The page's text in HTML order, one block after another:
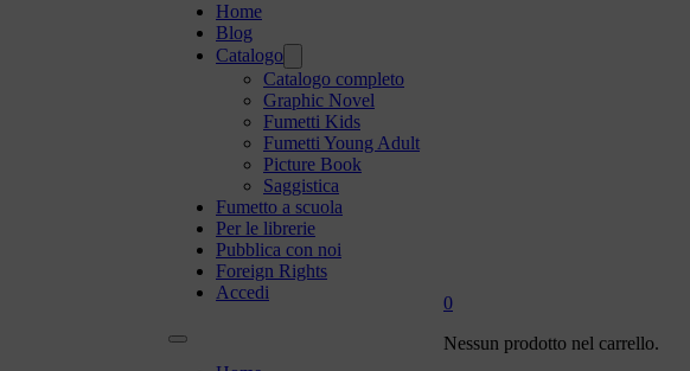
Home
Blog
Catalogo
Catalogo completo
Graphic Novel
Fumetti Kids
Fumetti Young Adult
Picture Book
Saggistica
Fumetto a scuola
Per le librerie
Pubblica con noi
Foreign Rights
Accedi
0
Nessun prodotto nel carrello.